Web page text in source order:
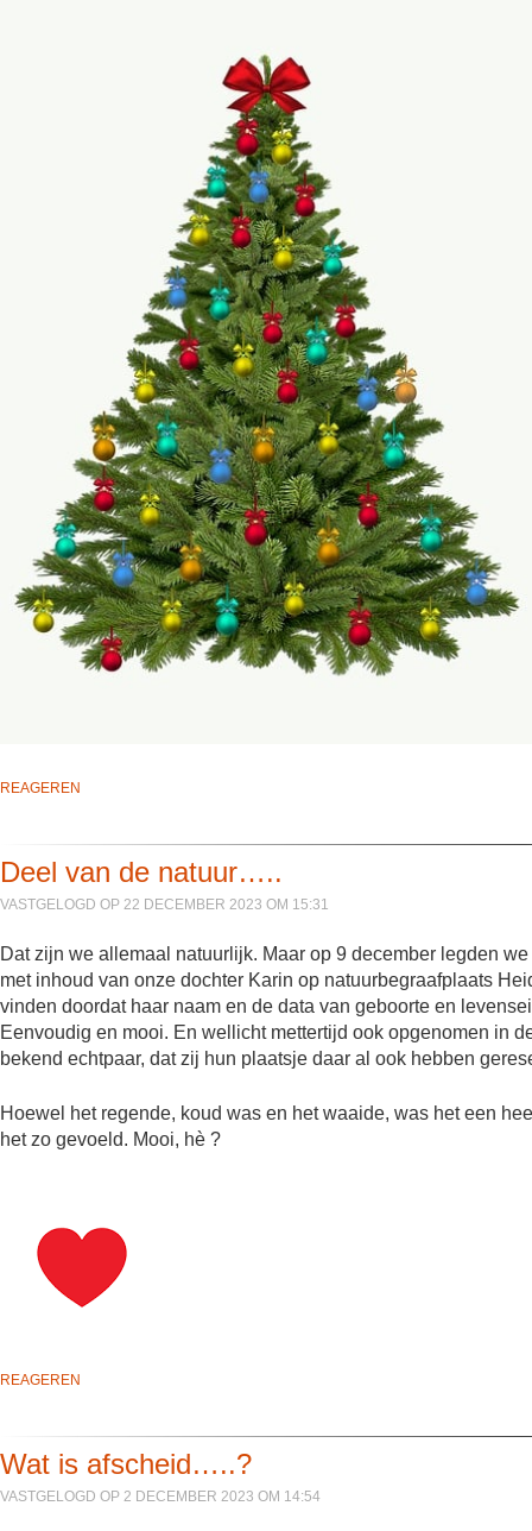
REAGEREN
Deel van de natuur…..
VASTGELOGD OP 22 DECEMBER 2023 OM 15:31
Dat zijn we allemaal natuurlijk. Maar op 9 december legden
met inhoud van onze dochter Karin op natuurbegraafplaats
vinden doordat haar naam en de data van geboorte en
Eenvoudig en mooi. En wellicht mettertijd ook opgenomen in
bekend echtpaar, dat zij hun plaatsje daar al ook hebben
Hoewel het regende, koud was en het waaide, was het een
het zo gevoeld. Mooi, hè ?
REAGEREN
Wat is afscheid…..?
VASTGELOGD OP 2 DECEMBER 2023 OM 14:54